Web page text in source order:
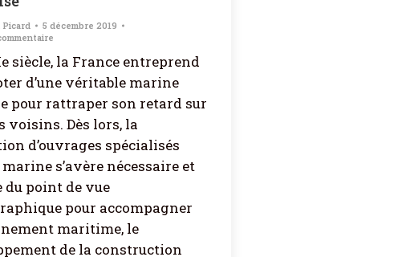
5 décembre 2019
siècle, la France entreprend
d’une véritable marine
pour rattraper son retard sur
voisins. Dès lors, la
d’ouvrages spécialisés
s’avère nécessaire et
du point de vue
pour accompagner
maritime, le
de la construction